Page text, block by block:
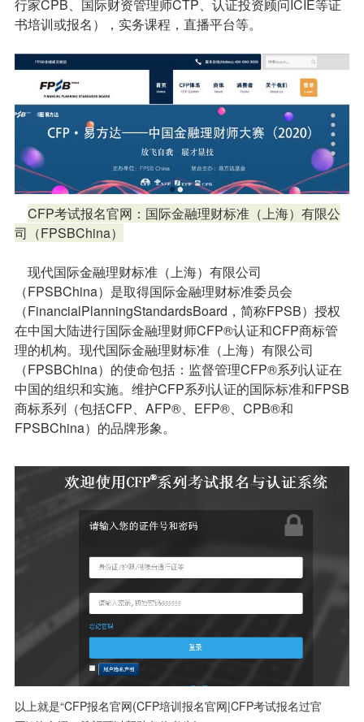
行家CPB、国际财资管理师CTP、认证投资顾问ICIE等证
书培训或报名），实务课程，直播平台等。
CFP考试报名官网：国际金融理财标准（上海）有限公
司（FPSBChina）
现代国际金融理财标准（上海）有限公司
（FPSBChina）是取得国际金融理财标准委员会
（FinancialPlanningStandardsBoard，简称FPSB）授权
在中国大陆进行国际金融理财师CFP®认证和CFP商标管
理的机构。现代国际金融理财标准（上海）有限公司
（FPSBChina）的使命包括：监督管理CFP®系列认证在
中国的组织和实施。维护CFP系列认证的国际标准和FPSB
商标系列（包括CFP、AFP®、EFP®、CPB®和
FPSBChina）的品牌形象。
以上就是“CFP报名官网(CFP培训报名官网|CFP考试报名过官